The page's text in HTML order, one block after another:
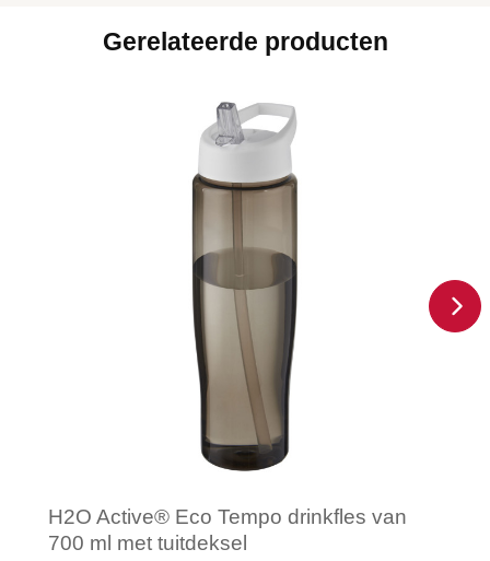
Gerelateerde producten
H2O Active® Eco Tempo drinkfles van
700 ml met tuitdeksel